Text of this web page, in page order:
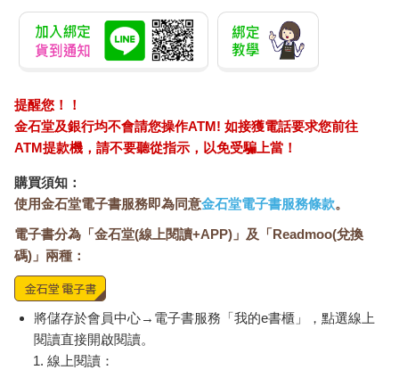
提醒您！！
金石堂及銀行均不會請您操作ATM! 如接獲電話要求您前往
ATM提款機，請不要聽從指示，以免受騙上當！
購買須知：
使用金石堂電子書服務即為同意金石堂電子書服務條款。
電子書分為「金石堂(線上閱讀+APP)」及「Readmoo(兌換
碼)」兩種：
將儲存於會員中心→電子書服務「我的e書櫃」，點選線上
閱讀直接開啟閱讀。
線上閱讀：